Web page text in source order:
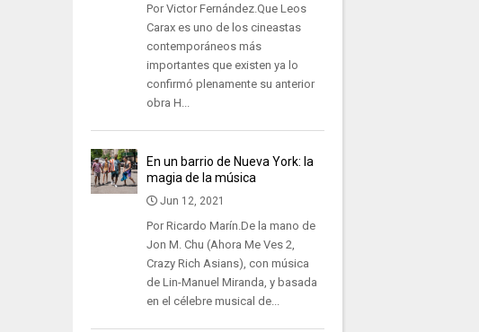
Por Victor Fernández.Que Leos
Carax es uno de los cineastas
contemporáneos más
importantes que existen ya lo
confirmó plenamente su anterior
obra H...
En un barrio de Nueva York: la
magia de la música
Jun 12, 2021
Por Ricardo Marín.De la mano de
Jon M. Chu (Ahora Me Ves 2,
Crazy Rich Asians), con música
de Lin-Manuel Miranda, y basada
en el célebre musical de...